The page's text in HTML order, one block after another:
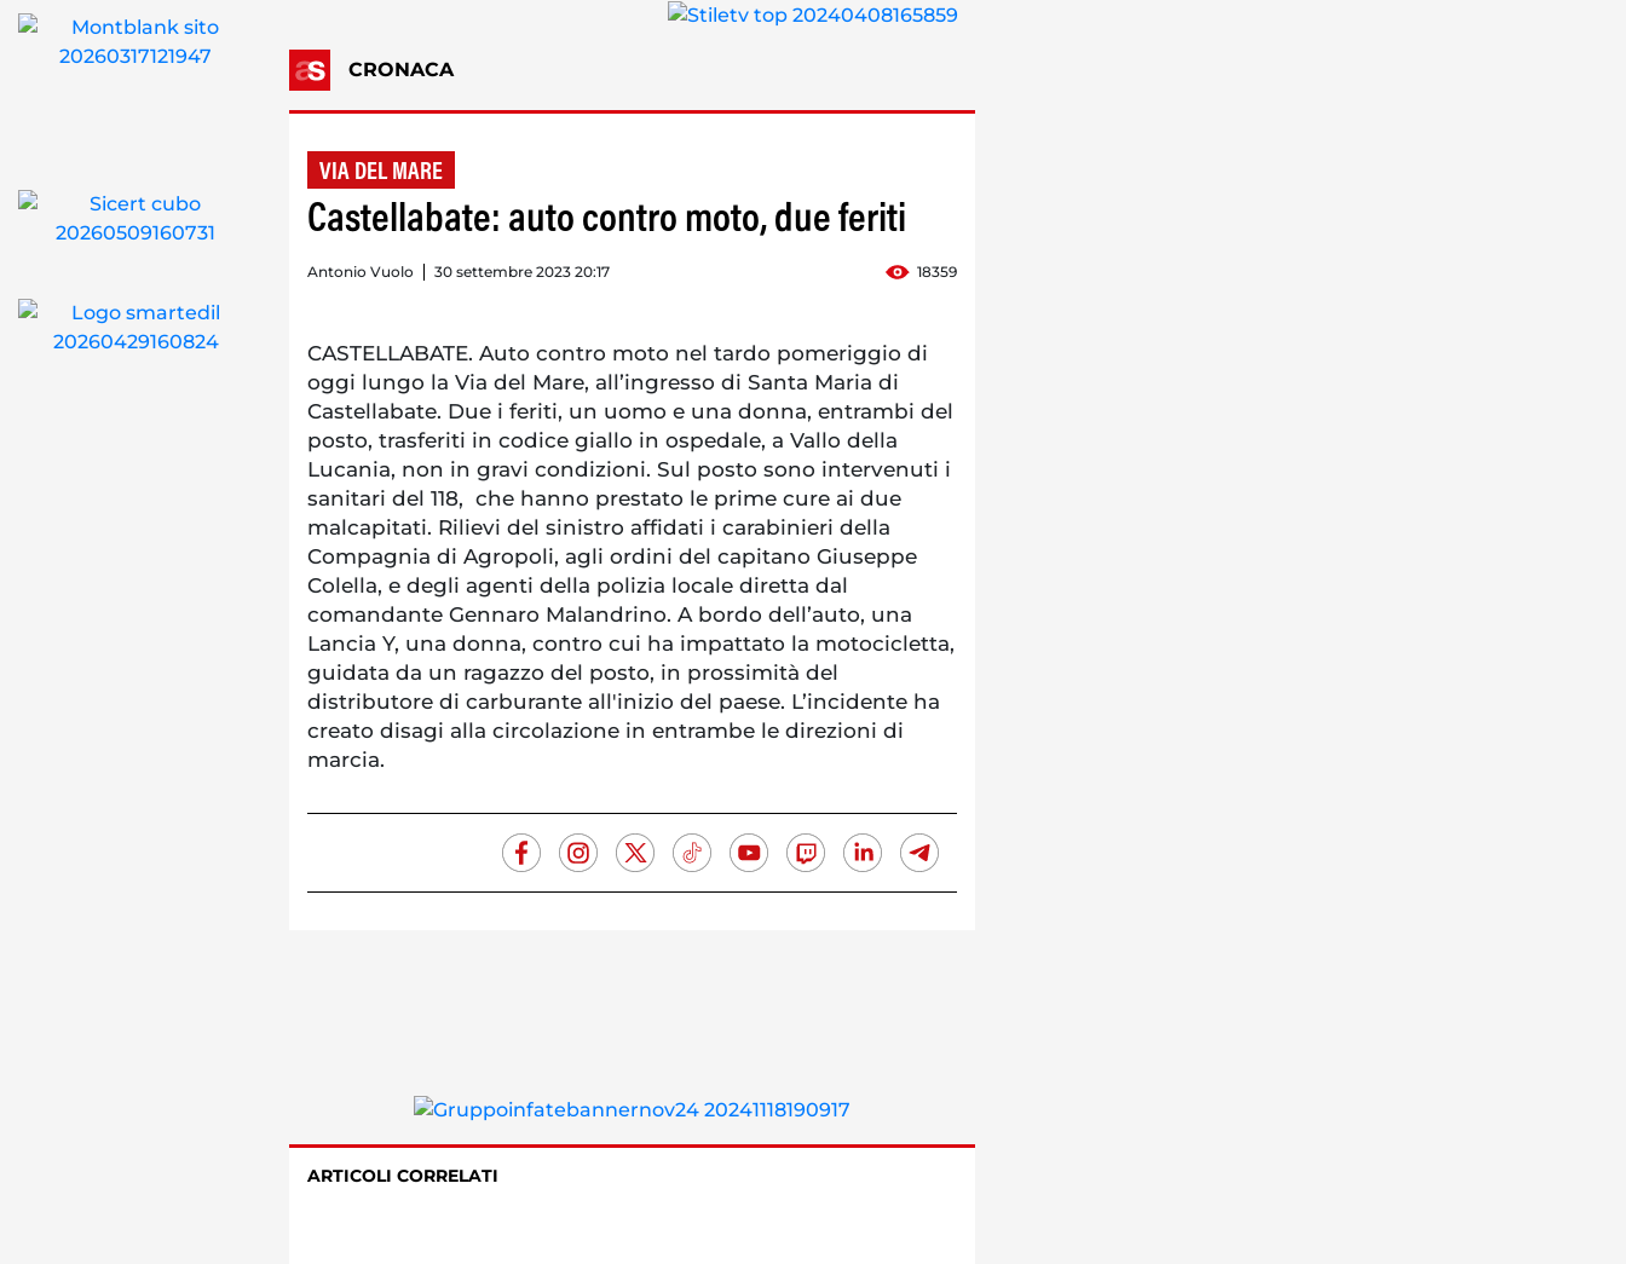
CRONACA
VIA DEL MARE
Castellabate: auto contro moto, due feriti
Antonio Vuolo 30 settembre 2023 20:17 18359
CASTELLABATE. Auto contro moto nel tardo pomeriggio di
oggi lungo la Via del Mare, all’ingresso di Santa Maria di
Castellabate. Due i feriti, un uomo e una donna, entrambi del
posto, trasferiti in codice giallo in ospedale, a Vallo della
Lucania, non in gravi condizioni. Sul posto sono intervenuti i
sanitari del 118, che hanno prestato le prime cure ai due
malcapitati. Rilievi del sinistro affidati i carabinieri della
Compagnia di Agropoli, agli ordini del capitano Giuseppe
Colella, e degli agenti della polizia locale diretta dal
comandante Gennaro Malandrino. A bordo dell’auto, una
Lancia Y, una donna, contro cui ha impattato la motocicletta,
guidata da un ragazzo del posto, in prossimità del
distributore di carburante all'inizio del paese. L’incidente ha
creato disagi alla circolazione in entrambe le direzioni di
marcia.
ARTICOLI CORRELATI